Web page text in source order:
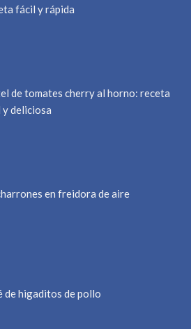
fácil y rápida
de tomates cherry al horno: receta
deliciosa
en freidora de aire
de higaditos de pollo